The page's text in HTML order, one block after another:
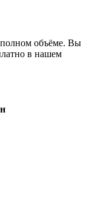
полном объёме. Вы
в нашем